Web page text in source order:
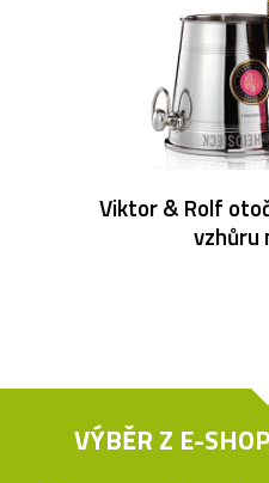
Viktor & Rolf
vzhůru
VÝBĚR Z E-